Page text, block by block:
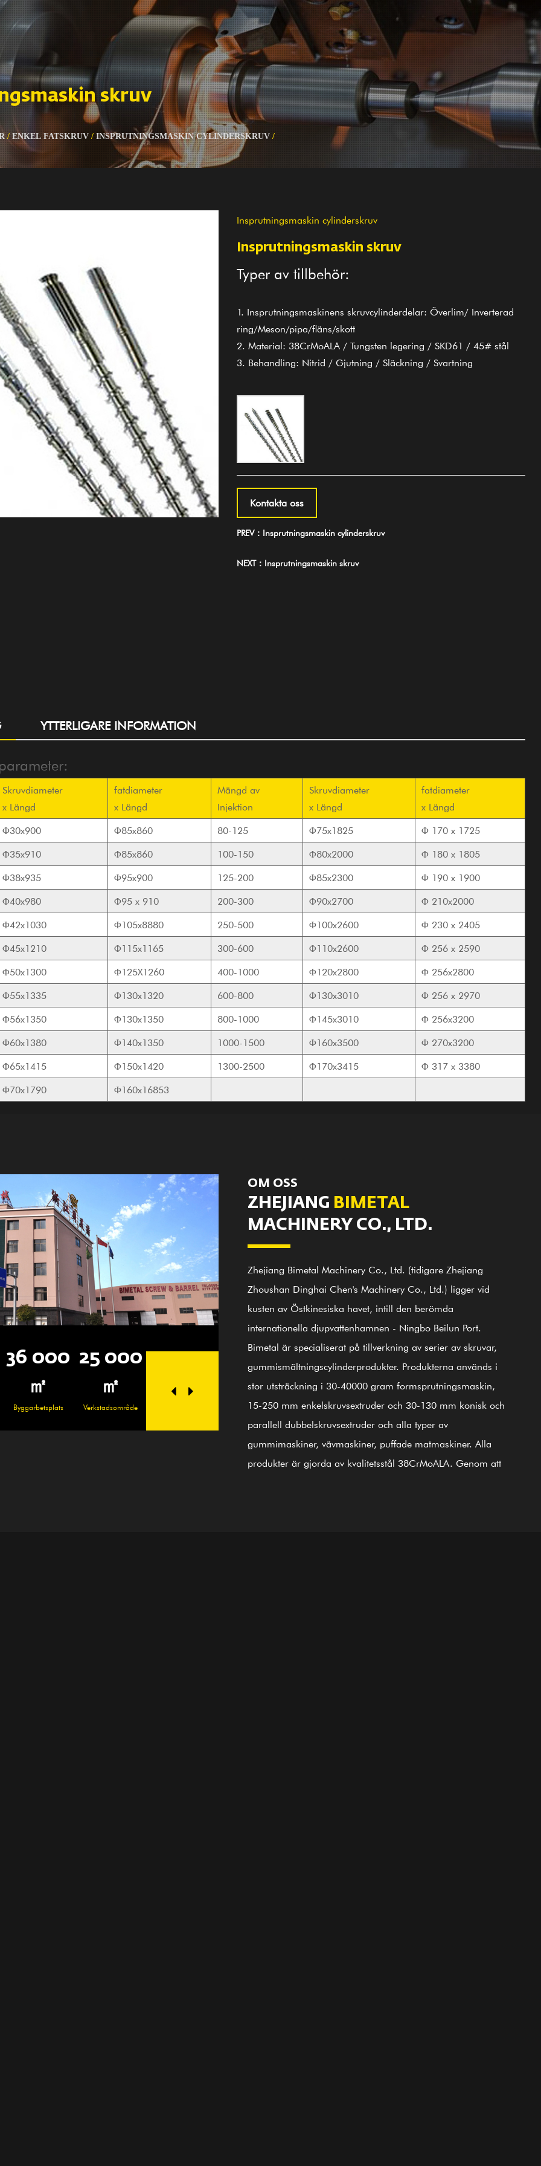
skruv
/ ENKEL FATSKRUV/ INSPRUTNINGSMASKIN CYLINDERSKRUV/
Insprutningsmaskin cylinderskruv
Insprutningsmaskin skruv
Typer av tillbehör:
1. Insprutningsmaskinens skruvcylinderdelar: Överlim/ Inverterad
ring/Meson/pipa/fläns/skott
2. Material: 38CrMoALA / Tungsten legering / SKD61 / 45# stål
3. Behandling: Nitrid / Gjutning / Släckning / Svartning
Kontakta oss
PREV：Insprutningsmaskin cylinderskruv
NEXT：Insprutningsmaskin skruv
YTTERLIGARE INFORMATION
Skruvdiameter
x Längd
fatdiameter
x Längd
Mängd av
Injektion
Skruvdiameter
x Längd
fatdiameter
x Längd
Φ30x900 Φ85x860 80-125 Φ75x1825 Φ 170 x 1725
Φ35x910 Φ85x860 100-150 Φ80x2000 Φ 180 x 1805
Φ38x935 Φ95x900 125-200 Φ85x2300 Φ 190 x 1900
Φ40x980 Φ95 x 910 200-300 Φ90x2700 Φ 210x2000
Φ42x1030 Φ105x8880 250-500 Φ100x2600 Φ 230 x 2405
Φ45x1210 Φ115x1165 300-600 Φ110x2600 Φ 256 x 2590
Φ50x1300 Φ125X1260 400-1000 Φ120x2800 Φ 256x2800
Φ55x1335 Φ130x1320 600-800 Φ130x3010 Φ 256 x 2970
Φ56x1350 Φ130x1350 800-1000 Φ145x3010 Φ 256x3200
Φ60x1380 Φ140x1350 1000-1500 Φ160x3500 Φ 270x3200
Φ65x1415 Φ150x1420 1300-2500 Φ170x3415 Φ 317 x 3380
Φ70x1790 Φ160x16853
25 000
㎡
Verkstadsområde
100+
Duktiga medarbetare
36 000
㎡
Byggarbetsplats
25 000
㎡
Verkstadsområde
100+ 20
OM OSS
ZHEJIANG BIMETAL
MACHINERY CO., LTD.
Zhejiang Bimetal Machinery Co., Ltd. (tidigare Zhejiang
Zhoushan Dinghai Chen's Machinery Co., Ltd.) ligger vid
kusten av Östkinesiska havet, intill den berömda
internationella djupvattenhamnen - Ningbo Beilun Port.
Bimetal är specialiserat på tillverkning av serier av skruvar,
gummismältningscylinderprodukter. Produkterna används i
stor utsträckning i 30-40000 gram formsprutningsmaskin,
15-250 mm enkelskruvsextruder och 30-130 mm konisk och
parallell dubbelskruvsextruder och alla typer av
gummimaskiner, vävmaskiner, puffade matmaskiner. Alla
produkter är gjorda av kvalitetsstål 38CrMoALA. Genom att